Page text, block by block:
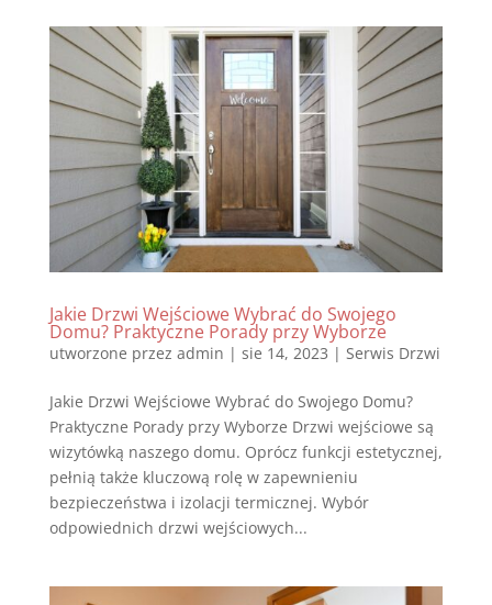
Jakie Drzwi Wejściowe Wybrać do Swojego
Domu? Praktyczne Porady przy Wyborze
utworzone przez admin | sie 14, 2023 | Serwis Drzwi
Jakie Drzwi Wejściowe Wybrać do Swojego Domu?
Praktyczne Porady przy Wyborze Drzwi wejściowe są
wizytówką naszego domu. Oprócz funkcji estetycznej,
pełnią także kluczową rolę w zapewnieniu
bezpieczeństwa i izolacji termicznej. Wybór
odpowiednich drzwi wejściowych...